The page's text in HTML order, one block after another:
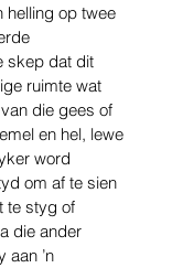
helling op twee
skep dat dit
ruimte wat
die gees of
en hel, lewe
word
om af te sien
te styg of
die ander
aan ’n